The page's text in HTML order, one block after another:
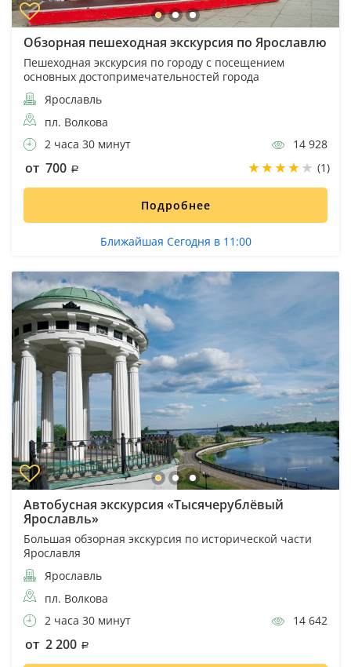
Обзорная пешеходная экскурсия по Ярославлю
Пешеходная экскурсия по городу с посещением
основных достопримечательностей города
Ярославль
пл. Волкова
2 часа 30 минут
14 928
от 700 (1)
Подробнее
Ближайшая Сегодня в 11:00
Автобусная экскурсия «Тысячерублёвый
Ярославль»
Большая обзорная экскурсия по исторической части
Ярославля
Ярославль
пл. Волкова
2 часа 30 минут
14 642
от 2 200